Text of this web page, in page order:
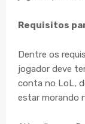
Requisitos
Dentre os
jogador deve
conta no LoL,
estar morando